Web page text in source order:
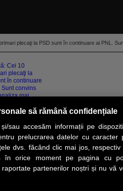
plecaţi la PSD sunt în continuare ai PNL.
din Mehedinţi sunt în continuare primari ai
la PSD. „Vom vedea la sfârşit unde vor
COVER STORY
să rămână confidențiale
sau accesăm informații pe
prelucrarea datelor cu caracter
dvs. făcând clic mai jos, respectiv
în orice moment pe pagina cu
partenerilor noștri și nu vă